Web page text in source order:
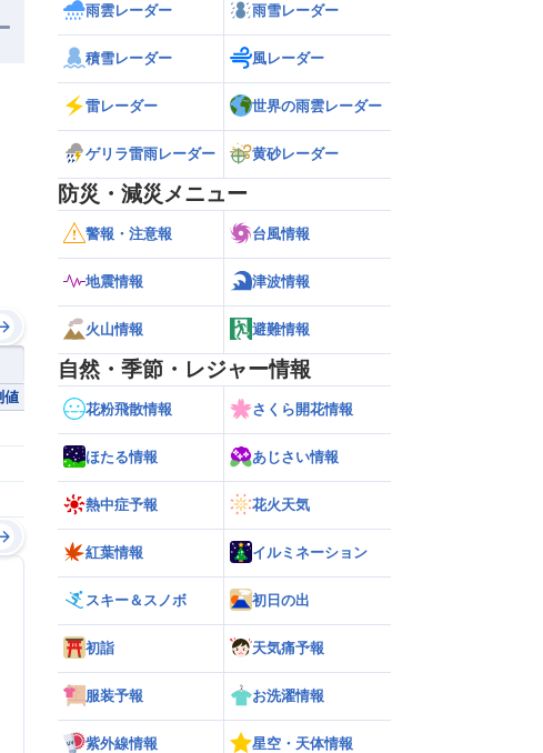
値
雨雲レーダー 雨雪レーダー
積雪レーダー 風レーダー
雷レーダー 世界の雨雲レーダー
ゲリラ雷雨レーダー 黄砂レーダー
防災・減災メニュー
警報・注意報 台風情報
地震情報 津波情報
火山情報 避難情報
自然・季節・レジャー情報
花粉飛散情報 さくら開花情報
ほたる情報 あじさい情報
熱中症予報 花火天気
紅葉情報 イルミネーション
スキー＆スノボ 初日の出
初詣 天気痛予報
服装予報 お洗濯情報
紫外線情報 星空・天体情報